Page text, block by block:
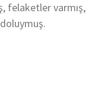
felaketler varmış,